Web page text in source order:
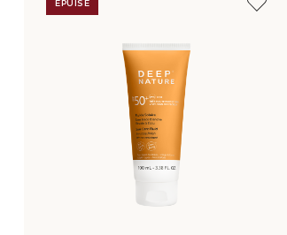
EPUISÉ